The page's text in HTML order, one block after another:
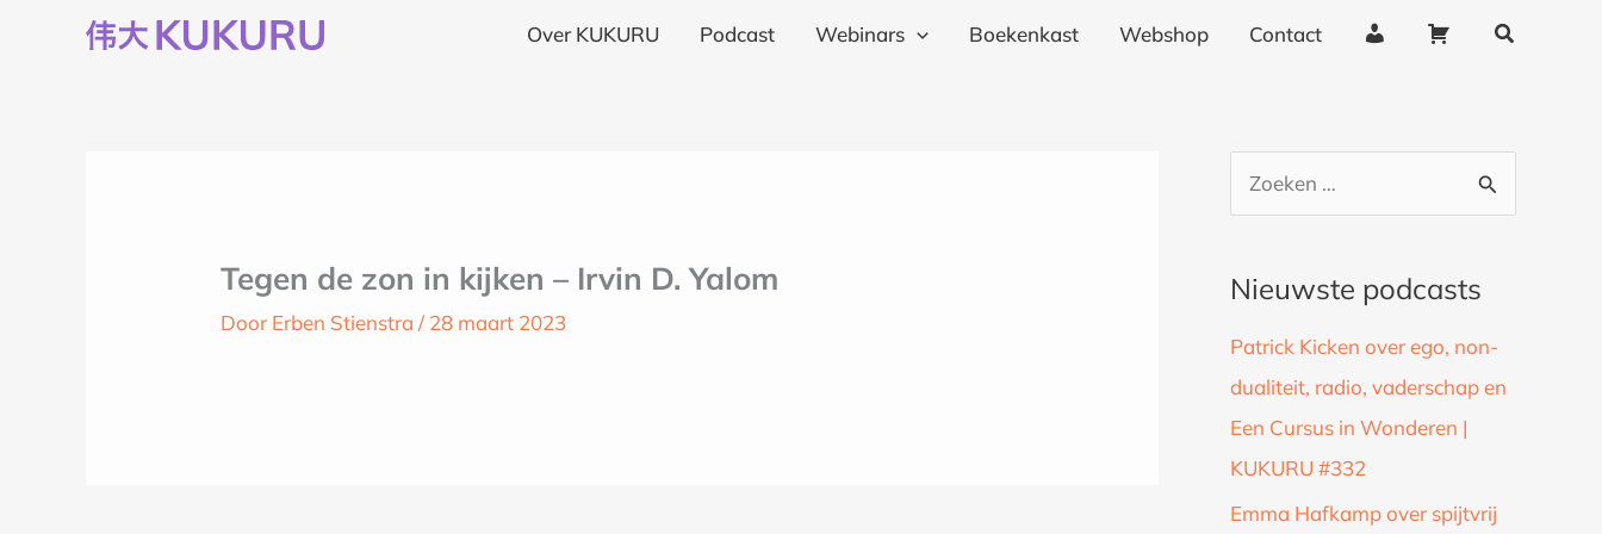
Over KUKURU Podcast Webinars Boekenkast Webshop Contact
e
v
e
W
g
Zoeken
Tegen de zon in kijken – Irvin D. Yalom
Door Erben Stienstra/ 28 maart 2023
n
a
a
r
:
Nieuwste podcasts
Patrick Kicken over ego, non-
dualiteit, radio, vaderschap en
Een Cursus in Wonderen |
KUKURU #332
Emma Hafkamp over spijtvrij